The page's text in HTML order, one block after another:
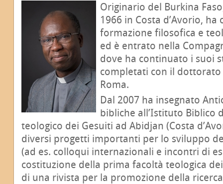
Originario del Burkina
1966 in Costa d’Avorio,
formazione filosofica e
ed è entrato nella
dove ha continuato i suoi
completati con il dottorato
Roma.
Dal 2007 ha insegnato
bibliche all’Istituto Biblico
teologico dei Gesuiti ad Abidjan (Costa
diversi progetti importanti per lo sviluppo
(ad es. colloqui internazionali e incontri di
costituzione della prima facoltà teologica
di una rivista per la promozione della